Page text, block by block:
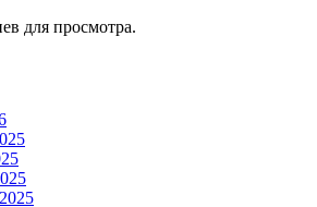
для просмотра.